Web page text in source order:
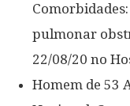
pulmonar
22/08/20 no
Homem de 53